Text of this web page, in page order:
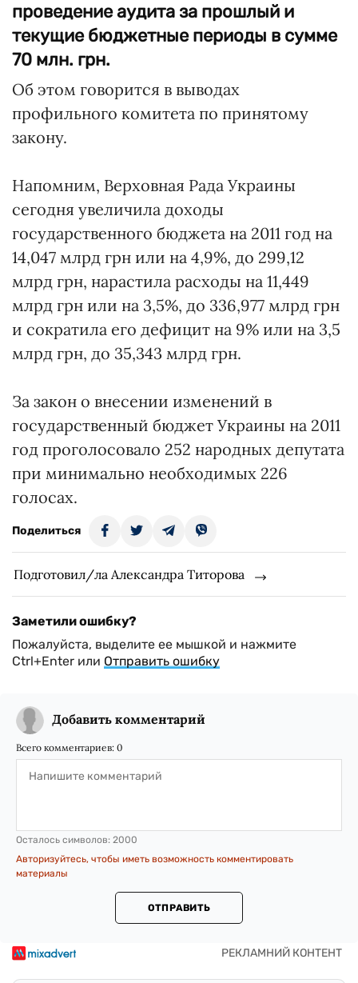
проведение аудита за прошлый и
текущие бюджетные периоды в сумме
70 млн. грн.
Об этом говорится в выводах
профильного комитета по принятому
закону.
Напомним, Верховная Рада Украины
сегодня увеличила доходы
государственного бюджета на 2011 год на
14,047 млрд грн или на 4,9%, до 299,12
млрд грн, нарастила расходы на 11,449
млрд грн или на 3,5%, до 336,977 млрд грн
и сократила его дефицит на 9% или на 3,5
млрд грн, до 35,343 млрд грн.
За закон о внесении изменений в
государственный бюджет Украины на 2011
год проголосовало 252 народных депутата
при минимально необходимых 226
голосах.
Поделиться
Подготовил/ла Александра Титорова
Заметили ошибку?
Пожалуйста, выделите ее мышкой и нажмите
Ctrl+Enter или Отправить ошибку
Добавить комментарий
Всего комментариев: 0
Осталось символов: 2000
Авторизуйтесь, чтобы иметь возможность комментировать
материалы
ОТПРАВИТЬ